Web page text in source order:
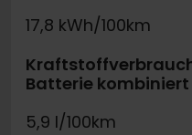
17,8 kWh/100km
Batterie kombiniert
5,9 l/100km